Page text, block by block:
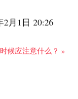
2月1日 20:26
候应注意什么？ »